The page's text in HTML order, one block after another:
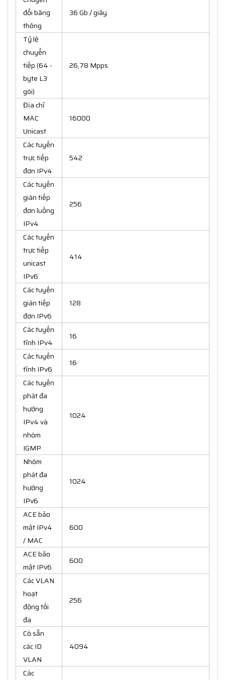
đổi băng
thông
36 Gb / giây
Tỷ lệ
chuyển
tiếp (64 -
byte L3
gói)
26,78 Mpps
Địa chỉ
MAC
Unicast
16000
Các tuyến
trực tiếp
đơn IPv4
542
Các tuyến
gián tiếp
đơn luồng
IPv4
256
Các tuyến
trực tiếp
unicast
IPv6
414
Các tuyến
gián tiếp
đơn IPv6
128
Các tuyến
tĩnh IPv4
16
Các tuyến
tĩnh IPv6
16
Các tuyến
phát đa
hướng
IPv4 và
nhóm
IGMP
1024
Nhóm
phát đa
hướng
IPv6
1024
ACE bảo
mật IPv4
/ MAC
600
ACE bảo
mật IPv6
600
Các VLAN
hoạt
động tối
đa
256
Có sẵn
các ID
VLAN
4094
Các